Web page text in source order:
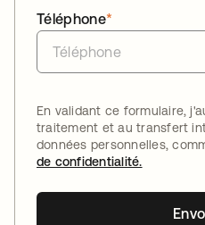
*
Téléphone
En validant ce formulaire,
traitement et au transfert
données personnelles,
de confidentialité.